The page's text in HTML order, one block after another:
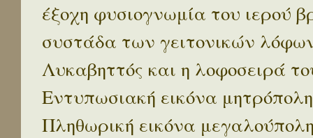
έξοχη φυσιογνωμία του ιερού
συστάδα των γειτονικών
Λυκαβηττός και η λοφοσειρά
Εντυπωσιακή εικόνα
Πληθωρική εικόνα